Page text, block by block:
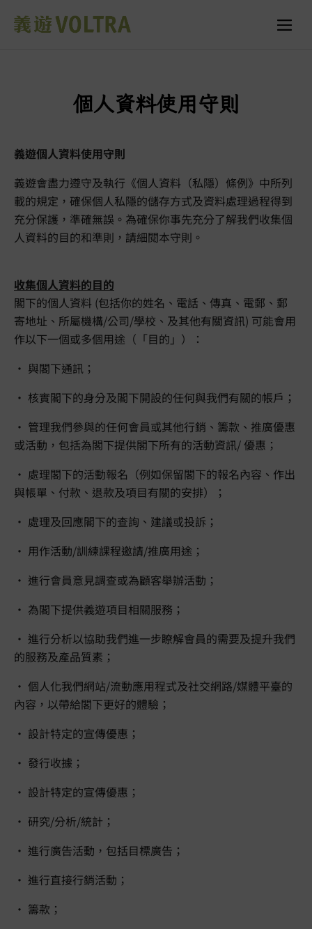
個人資料使用守則
義遊個人資料使用守則
義遊會盡力遵守及執行《個人資料（私隱）條例》中所列
載的規定，確保個人私隱的儲存方式及資料處理過程得到
充分保護，準確無誤。為確保你事先充分了解我們收集個
人資料的目的和準則，請細閱本守則。
收集個人資料的目的
閣下的個人資料 (包括你的姓名、電話、傳真、電郵、郵
寄地址、所屬機構/公司/學校、及其他有關資訊) 可能會用
作以下一個或多個用途（「目的」）：
• 與閣下通訊；
• 核實閣下的身分及閣下開設的任何與我們有關的帳戶；
• 管理我們參與的任何會員或其他行銷、籌款、推廣優惠
或活動，包括為閣下提供閣下所有的活動資訊/ 優惠；
• 處理閣下的活動報名（例如保留閣下的報名內容、作出
與帳單、付款、退款及項目有關的安排）；
• 處理及回應閣下的查詢、建議或投訴；
• 用作活動/訓練課程邀請/推廣用途；
• 進行會員意見調查或為顧客舉辦活動；
• 為閣下提供義遊項目相關服務；
• 進行分析以協助我們進一步瞭解會員的需要及提升我們
的服務及產品質素；
• 個人化我們網站/流動應用程式及社交網路/媒體平臺的
內容，以帶給閣下更好的體驗；
• 設計特定的宣傳優惠；
• 發行收據；
• 設計特定的宣傳優惠；
• 研究/分析/統計；
• 進行廣告活動，包括目標廣告；
• 進行直接行銷活動；
• 籌款；